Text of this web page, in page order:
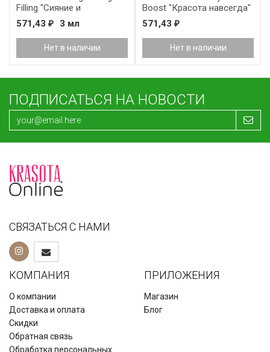
Filling "Сияние и
гладкость"
571,43 ₽ 3 мл
Нет в наличии
Boost "Красота навсегда"
571,43 ₽
Нет в наличии
ПОДПИСАТЬСЯ НА НОВОСТИ
СВЯЗАТЬСЯ С НАМИ
КОМПАНИЯ
О компании
Доставка и оплата
Скидки
Обратная связь
Обработка персональных
ПРИЛОЖЕНИЯ
Магазин
Блог